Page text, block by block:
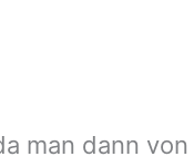
man dann von